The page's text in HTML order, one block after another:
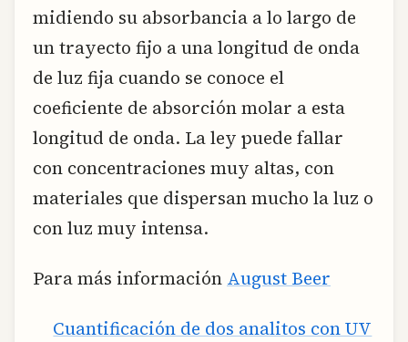
midiendo su absorbancia a lo largo de
un trayecto fijo a una longitud de onda
de luz fija cuando se conoce el
coeficiente de absorción molar a esta
longitud de onda. La ley puede fallar
con concentraciones muy altas, con
materiales que dispersan mucho la luz o
con luz muy intensa.
Para más información August Beer
Cuantificación de dos analitos con UV